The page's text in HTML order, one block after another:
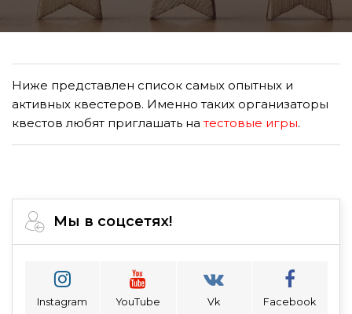
Ниже представлен список самых опытных и
активных квестеров. Именно таких организаторы
квестов любят приглашать натестовые игры.
Мы в соцсетях!
Instagram YouTube Vk Facebook